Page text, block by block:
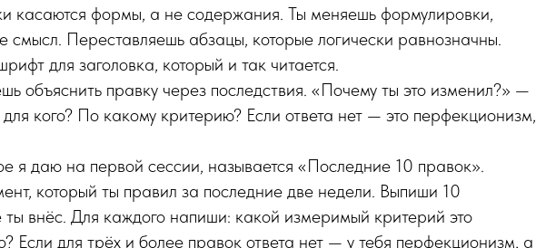
касаются формы, а не содержания. Ты меняешь формулировки,
смысл. Переставляешь абзацы, которые логически равнозначны.
для заголовка, который и так читается.
объяснить правку через последствия. «Почему ты это изменил?» —
кого? По какому критерию? Если ответа нет — это перфекционизм,
я даю на первой сессии, называется «Последние 10 правок».
который ты правил за последние две недели. Выпиши 10
ты внёс. Для каждого напиши: какой измеримый критерий это
Если для трёх и более правок ответа нет — у тебя перфекционизм, а